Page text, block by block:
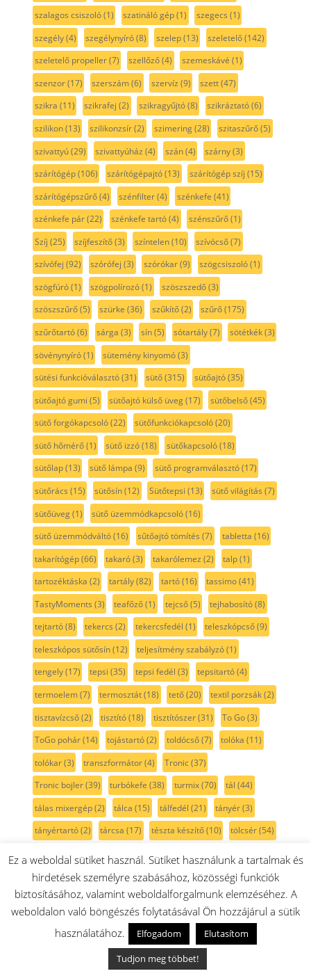
szalagos csiszoló(1) szatináló gép(1) szegecs (1)
szegély(4) szegélynyíró(8) szelep(13) szeletelő(142)
szeletelő propeller(7) szellőző(4) szemeskávé (1)
szenzor(17) szerszám(6) szervíz (9) szett(47)
szikra (11) szikrafej (2) szikragyűjtó(8) szikráztató(6)
szilikon(13) szilikonzsír(2) szimering(28) szitaszűrő(5)
szivattyú(29) szivattyúház (4) szán(4) szárny(3)
szárítógép(106) szárítógépajtó(13) szárítógép szíj (15)
szárítógépszűrő(4) szénfilter(4) szénkefe (41)
szénkefe pár(22) szénkefe tartó(4) szénszűrő(1)
Szíj (25) szíjfeszítő(3) színtelen(10) szívócső(7)
szívófej (92) szórófej (3) szórókar(9) szögcsiszoló(1)
szögfúró(1) szögpolírozó(1) szöszszedő(3)
szöszszűrő(5) szürke (36) szűkítő(2) szűrő(175)
szűrőtartó(6) sárga (3) sín(5) sótartály(7) sötétkék(3)
sövénynyíró(1) sütemény kinyomó(3)
sütési funkcióválasztó(31) sütő(315) sütőajtó(35)
sütőajtó gumi (5) sütőajtó külső üveg(17) sütőbelső(45)
sütő forgókapcsoló(22) sütőfunkciókapcsoló(20)
sütő hőmérő(1) sütő izzó(18) sütőkapcsoló(18)
sütőlap(13) sütő lámpa (9) sütő programválasztó(17)
sütőrács (15) sütősín(12) Sütőtepsi (13) sütő világítás (7)
sütőüveg(1) sütő üzemmódkapcsoló(16)
sütő üzemmódváltó(16) sűtőajtó tömítés (7) tabletta (16)
takarítógép(66) takaró(3) takarólemez (2) talp(1)
tartozéktáska (2) tartály(82) tartó(16) tassimo(41)
TastyMoments (3) teafőző(1) tejcső(5) tejhabosító(8)
tejtartó(8) tekercs (2) tekercsfedél (1) teleszkópcső(9)
teleszkópos sütősín(12) teljesítmény szabályzó(1)
tengely(17) tepsi (35) tepsi fedél (3) tepsitartó(4)
termoelem(7) termosztát(18) tető(20) textil porzsák(2)
tisztavízcső(2) tisztító(18) tisztítószer(31) To Go(3)
ToGo pohár(14) tojástartó(2) toldócső(7) tolóka (11)
tolókar(3) transzformátor(4) Tronic(37)
Tronic bojler(39) turbókefe (38) turmix(70) tál (44)
tálas mixergép(2) tálca (15) tálfedél (21) tányér(3)
tányértartó(2) tárcsa (17) tészta készítő(10) tölcsér(54)
töltő
(20) tömlő (27) tömítés (132) tömítőszalag
tömő(7) tömőeszköz(11) tömőrúd(11) törlőkendő(4)
túlfolyó(1) tüskesor(15) tűzhely(424) ufesa (36)
univerzális maró(2) Unlimited(89)
(2) v-szíj(12) vajtartó(20)
vasalódeszka VeggieLove
Ez a weboldal sütiket használ. Sütiket használunk a tartalmak és
hirdetések személyre szabásához, közösségi funkciók
biztosításához, valamint weboldalforgalmunk elemzéséhez. A
weboldalon való böngészés folytatásával Ön hozzájárul a sütik
használatához.
Elfogadom
Elutasítom
Tudjon meg többet!